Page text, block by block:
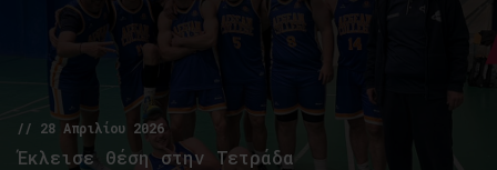
// 28 Απριλίου 2026
Έκλεισε Θέση στην Τετράδα